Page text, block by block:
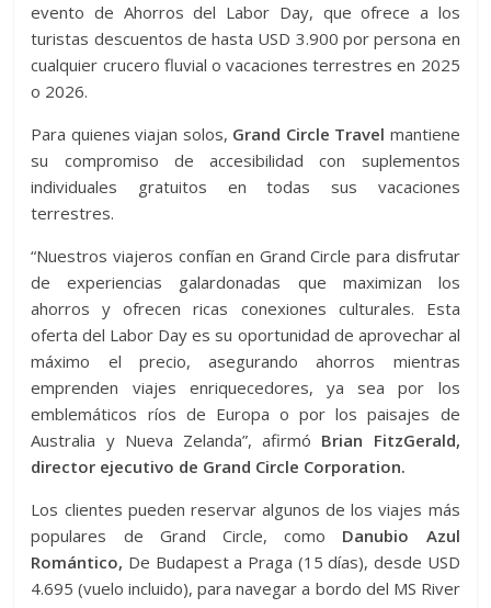
evento de Ahorros del Labor Day, que ofrece a los
turistas descuentos de hasta USD 3.900 por persona en
cualquier crucero fluvial o vacaciones terrestres en 2025
o 2026.
Para quienes viajan solos, Grand Circle Travel mantiene
su compromiso de accesibilidad con suplementos
individuales gratuitos en todas sus vacaciones
terrestres.
“Nuestros viajeros confían en Grand Circle para disfrutar
de experiencias galardonadas que maximizan los
ahorros y ofrecen ricas conexiones culturales. Esta
oferta del Labor Day es su oportunidad de aprovechar al
máximo el precio, asegurando ahorros mientras
emprenden viajes enriquecedores, ya sea por los
emblemáticos ríos de Europa o por los paisajes de
Australia y Nueva Zelanda”, afirmó Brian FitzGerald,
director ejecutivo de Grand Circle Corporation.
Los clientes pueden reservar algunos de los viajes más
populares de Grand Circle, como Danubio Azul
Romántico, De Budapest a Praga (15 días), desde USD
4.695 (vuelo incluido), para navegar a bordo del MS River